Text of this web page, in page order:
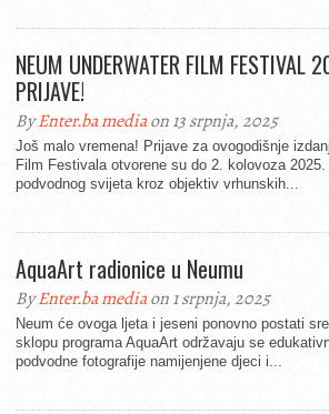
NEUM UNDERWATER FILM FESTIVAL
PRIJAVE!
ByEnter.ba mediaon 13 srpnja, 2025
Još malo vremena! Prijave za ovogodišnje
Film Festivala otvorene su do 2. kolovoza
podvodnog svijeta kroz objektiv vrhunskih...
AquaArt radionice u Neumu
ByEnter.ba mediaon 1 srpnja, 2025
Neum će ovoga ljeta i jeseni ponovno postati
sklopu programa AquaArt održavaju se
podvodne fotografije namijenjene djeci i...